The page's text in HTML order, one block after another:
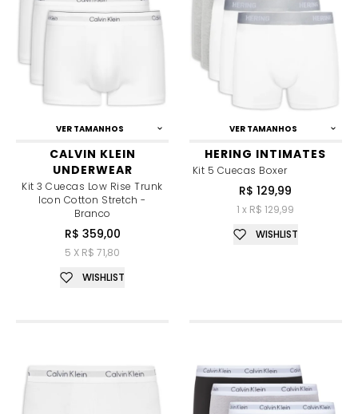
VER TAMANHOS
CALVIN KLEIN
UNDERWEAR
Kit 3 Cuecas Low Rise Trunk
Icon Cotton Stretch -
Branco
R$ 359,00
5 X R$ 71,80
WISHLIST
VER TAMANHOS
HERING INTIMATES
Kit 5 Cuecas Boxer
R$ 129,99
1 x R$ 129,99
WISHLIST